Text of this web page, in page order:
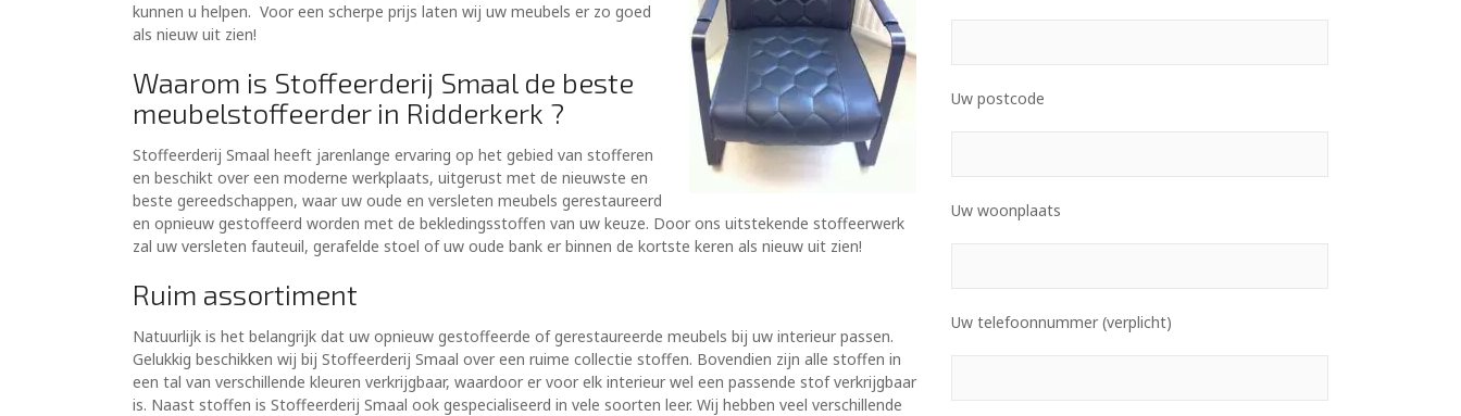
kunnen u helpen. Voor een scherpe prijs laten wij uw meubels er zo goed
als nieuw uit zien!
Waarom is Stoffeerderij Smaal de beste
meubelstoffeerder in Ridderkerk ?
Stoffeerderij Smaal heeft jarenlange ervaring op het gebied van stofferen
en beschikt over een moderne werkplaats, uitgerust met de nieuwste en
beste gereedschappen, waar uw oude en versleten meubels gerestaureerd
en opnieuw gestoffeerd worden met de bekledingsstoffen van uw keuze. Door ons uitstekende stoffeerwerk
zal uw versleten fauteuil, gerafelde stoel of uw oude bank er binnen de kortste keren als nieuw uit zien!
Ruim assortiment
Natuurlijk is het belangrijk dat uw opnieuw gestoffeerde of gerestaureerde meubels bij uw interieur passen.
Gelukkig beschikken wij bij Stoffeerderij Smaal over een ruime collectie stoffen. Bovendien zijn alle stoffen in
een tal van verschillende kleuren verkrijgbaar, waardoor er voor elk interieur wel een passende stof verkrijgbaar
is. Naast stoffen is Stoffeerderij Smaal ook gespecialiseerd in vele soorten leer. Wij hebben veel verschillende
Uw postcode
Uw woonplaats
Uw telefoonnummer (verplicht)